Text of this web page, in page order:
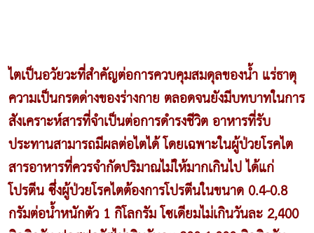
ไตเป็นอวัยวะที่สำคัญต่อการควบคุมสมดุลของน้ำ แร่ธาตุ
ความเป็นกรดด่างของร่างกาย ตลอดจนยังมีบทบาทในการ
สังเคราะห์สารที่จำเป็นต่อการดำรงชีวิต อาหารที่รับ
ประทานสามารถมีผลต่อไตได้ โดยเฉพาะในผู้ป่วยโรคไต
สารอาหารที่ควรจำกัดปริมาณไม่ให้มากเกินไป ได้แก่
โปรตีน ซึ่งผู้ป่วยโรคไตต้องการโปรตีนในขนาด 0.4-0.8
กรัมต่อน้ำหนักตัว 1 กิโลกรัม โซเดียมไม่เกินวันละ 2,400